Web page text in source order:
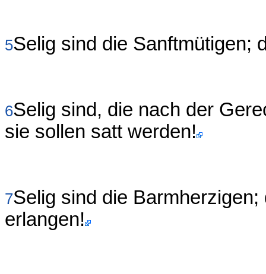
5Selig sind die Sanftmütigen;
6Selig sind, die nach der
sie sollen satt werden!
7Selig sind die
erlangen!